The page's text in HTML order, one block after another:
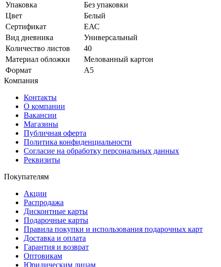
Упаковка
Без упаковки
Цвет
Белый
Сертификат
ЕАС
Вид дневника
Универсальный
Количество листов
40
Материал обложки
Мелованный картон
Формат
А5
Компания
Контакты
О компании
Вакансии
Магазины
Публичная оферта
Политика конфиденциальности
Согласие на обработку персональных данных
Реквизиты
Покупателям
Акции
Распродажа
Дисконтные карты
Подарочные карты
Правила покупки и использования подарочных карт
Доставка и оплата
Гарантия и возврат
Оптовикам
Юридическим лицам